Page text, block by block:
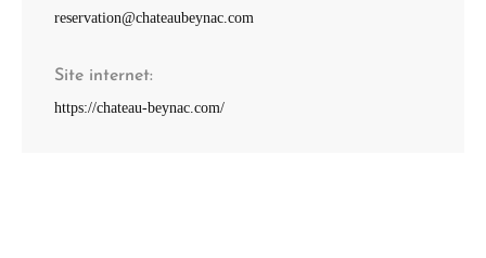
reservation@chateaubeynac.com
Site internet
https://chateau-beynac.com/